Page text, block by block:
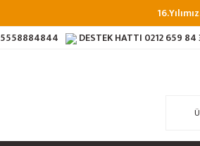
5558884844 DESTEK HATTI 0212 659 84